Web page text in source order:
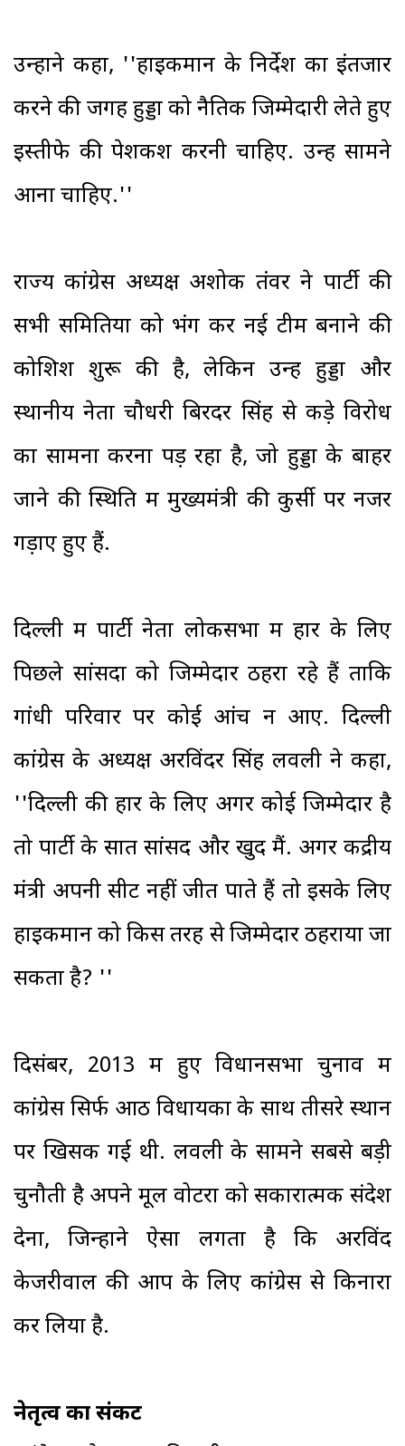
उन्होंने कहा, ''हाइकमान के निर्देश का इंतजार
करने की जगह हुड्डा को नैतिक जिम्मेदारी लेते हुए
इस्तीफे की पेशकश करनी चाहिए. उन्हें सामने
आना चाहिए.''
राज्य कांग्रेस अध्यक्ष अशोक तंवर ने पार्टी की
सभी समितियों को भंग कर नई टीम बनाने की
कोशिश शुरू की है, लेकिन उन्हें हुड्डा और
स्थानीय नेता चौधरी बिरेंदर सिंह से कड़े विरोध
का सामना करना पड़ रहा है, जो हुड्डा के बाहर
जाने की स्थिति में मुख्यमंत्री की कुर्सी पर नजर
गड़ाए हुए हैं.
दिल्ली में पार्टी नेता लोकसभा में हार के लिए
पिछले सांसदों को जिम्मेदार ठहरा रहे हैं ताकि
गांधी परिवार पर कोई आंच न आए. दिल्ली
कांग्रेस के अध्यक्ष अरविंदर सिंह लवली ने कहा,
''दिल्ली की हार के लिए अगर कोई जिम्मेदार है
तो पार्टी के सात सांसद और खुद मैं. अगर केंद्रीय
मंत्री अपनी सीट नहीं जीत पाते हैं तो इसके लिए
हाइकमान को किस तरह से जिम्मेदार ठहराया जा
सकता है? ''
दिसंबर, 2013 में हुए विधानसभा चुनाव में
कांग्रेस सिर्फ आठ विधायकों के साथ तीसरे स्थान
पर खिसक गई थी. लवली के सामने सबसे बड़ी
चुनौती है अपने मूल वोटरों को सकारात्मक संदेश
देना, जिन्होंने ऐसा लगता है कि अरविंद
केजरीवाल की आप के लिए कांग्रेस से किनारा
कर लिया है.
नेतृत्व का संकट